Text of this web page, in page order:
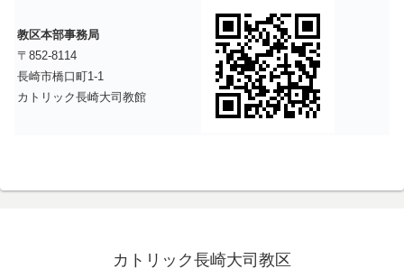
教区本部事務局
〒852-8114
長崎市橋口町1-1
カトリック長崎大司教館
カトリック長崎大司教区